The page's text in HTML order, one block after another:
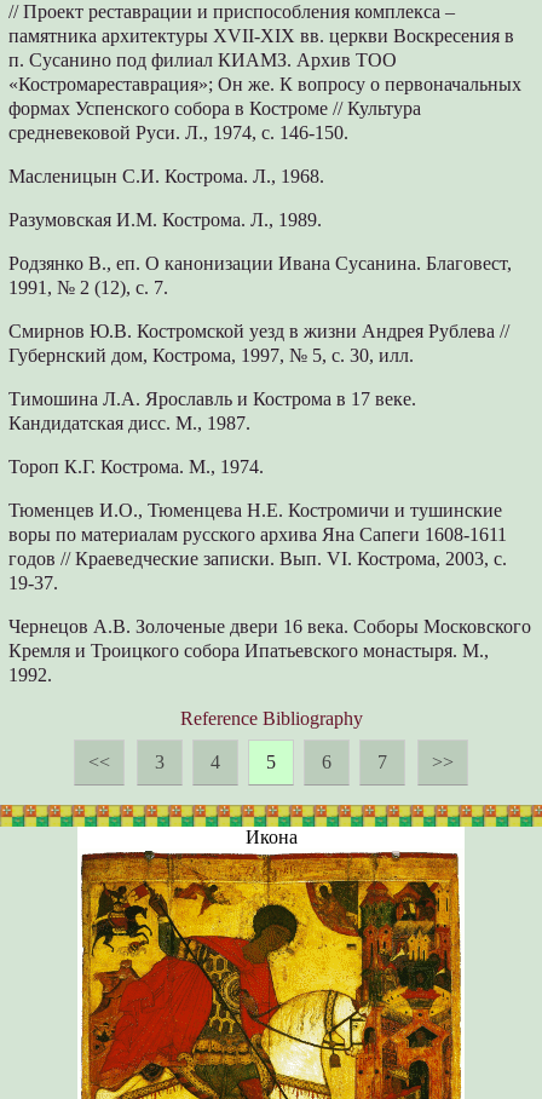
// Проект реставрации и приспособления комплекса –
памятника архитектуры XVII-XIX вв. церкви Воскресения в
п. Сусанино под филиал КИАМЗ. Архив ТОО
«Костромареставрация»; Он же. К вопросу о первоначальных
формах Успенского собора в Костроме // Культура
средневековой Руси. Л., 1974, с. 146-150.
Масленицын С.И. Кострома. Л., 1968.
Разумовская И.М. Кострома. Л., 1989.
Родзянко В., еп. О канонизации Ивана Сусанина. Благовест,
1991, № 2 (12), с. 7.
Смирнов Ю.В. Костромской уезд в жизни Андрея Рублева //
Губернский дом, Кострома, 1997, № 5, с. 30, илл.
Тимошина Л.А. Ярославль и Кострома в 17 веке.
Кандидатская дисс. М., 1987.
Тороп К.Г. Кострома. М., 1974.
Тюменцев И.О., Тюменцева Н.Е. Костромичи и тушинские
воры по материалам русского архива Яна Сапеги 1608-1611
годов // Краеведческие записки. Вып. VI. Кострома, 2003, с.
19-37.
Чернецов А.В. Золоченые двери 16 века. Соборы Московского
Кремля и Троицкого собора Ипатьевского монастыря. М.,
1992.
Reference Bibliography
<< 3 4 5 6 7 >>
Икона